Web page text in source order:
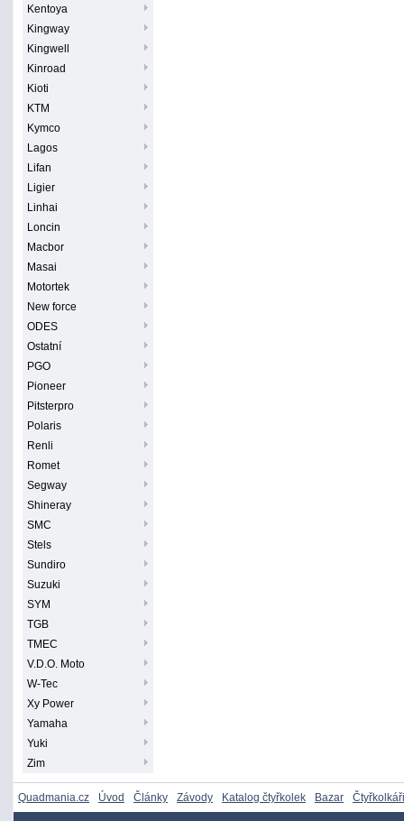
Kentoya
Kingway
Kingwell
Kinroad
Kioti
KTM
Kymco
Lagos
Lifan
Ligier
Linhai
Loncin
Macbor
Masai
Motortek
New force
ODES
Ostatní
PGO
Pioneer
Pitsterpro
Polaris
Renli
Romet
Segway
Shineray
SMC
Stels
Sundiro
Suzuki
SYM
TGB
TMEC
V.D.O. Moto
W-Tec
Xy Power
Yamaha
Yuki
Zim
Quadmania.cz Úvod Články Závody Katalog čtyřkolek Bazar Čtyřkolkáři